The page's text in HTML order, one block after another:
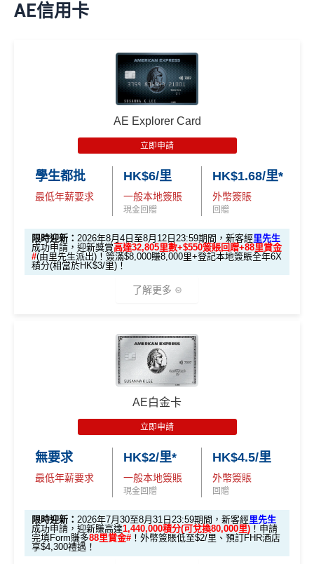
AE信用卡
AE Explorer Card
立即申請
學生都批
最低年薪要求
HK$6/里
一般本地簽賬
現金回贈
HK$1.68/里*
外幣簽賬
回贈
限時迎新： 2026年8月4日至8月12日23:59期間，新客經里先生
成功申請，迎新獎賞高達32,805里數+$550簽賬回贈+88里賞金
#(由里先生派出)！簽滿$8,000賺8,000里+登記本地簽賬全年6X
積分(相當於HK$3/里)！
了解更多
條件 (於首3個月內
🎯 第一階段：開卡必做 (登記特別優惠)
1️⃣ 啟動「本地簽賬 6
X 積分」優惠（每季
上限 HK$15,000）
📍登記優惠 1：htt
ps://shorturl.at/K
AE白金卡
立即申請
無要求
最低年薪要求
HK$2/里*
一般本地簽賬
現金回贈
HK$4.5/里
外幣簽賬
回贈
限時迎新： 2026年7月30至8月31日23:59期間，新客經里先生
成功申請，迎新賺高達1,440,000積分(可兌換80,000里) ！申請
完填Form賺多88里賞金# ！外幣簽賬低至$2/里、預訂FHR酒店
享$4,300禮遇！